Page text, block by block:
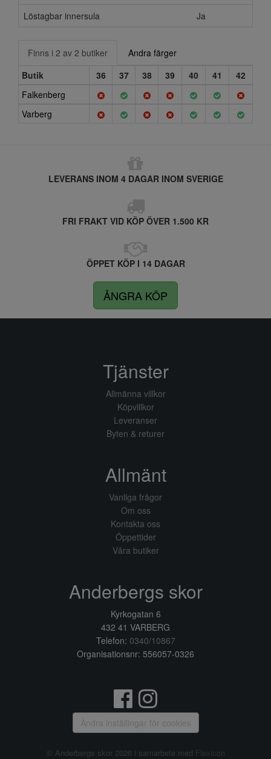
Löstagbar innersula
Ja
Finns i 2 av 2 butiker
Andra färger
Butik
36 37 38 39 40 41
42
Falkenberg
Varberg
LEVERANS INOM 4 DAGAR INOM SVERIGE
FRI FRAKT VID KÖP ÖVER 1.500 KR
ÖPPET KÖP I 14 DAGAR
ÅNGRA KÖP
Tjänster
Allmänna villkor
Köpvillkor
Leveranser
Byten & returer
Allmänt
Vanliga frågor
Om oss
Kontakta oss
Öppettider
Våra butiker
Anderbergs skor
Kyrkogatan 6
432 41 VARBERG
Telefon: 0340/10867
Organisationsnr: 556057-0326
Ändra inställingar för cookies
© Anderbergs skor 2026 i samarbete med Flexicon